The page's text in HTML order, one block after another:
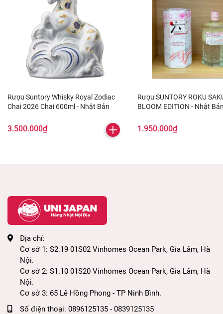
Rượu Suntory Whisky Royal Zodiac
Chai 2026 Chai 600ml - Nhật Bản
3.500.000₫
Rượu SUNTORY ROKU
BLOOM EDITION - Nhật
1.950.000₫
Địa chỉ:
Cơ sở 1: S2.19 01S02 Vinhomes Ocean Park, Gia Lâm, Hà
Nội.
Cơ sở 2: S1.10 01S20 Vinhomes Ocean Park, Gia Lâm, Hà
Nội.
Cơ sở 3: 65 Lê Hồng Phong - TP Ninh Bình.
Số điện thoại: 0896125135 - 0839125135